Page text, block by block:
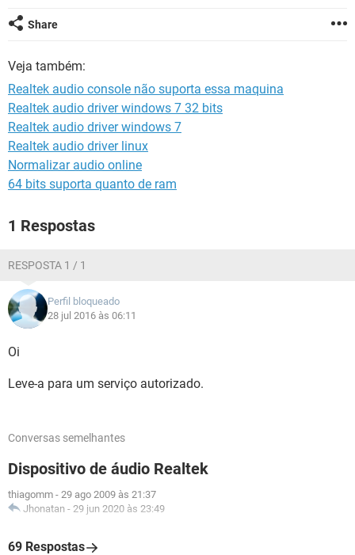
GUIA DE COMPRAS
INSTAGRAM
GUIA DE COMPRAS
Share
Veja também:
Realtek audio console não suporta essa maquina
Realtek audio driver windows 7 32 bits
Realtek audio driver windows 7
Realtek audio driver linux
Normalizar audio online
64 bits suporta quanto de ram
1 Respostas
RESPOSTA 1 / 1
Perfil bloqueado
28 jul 2016 às 06:11
Oi
Leve-a para um serviço autorizado.
Conversas semelhantes
Dispositivo de áudio Realtek
thiagomm - 29 ago 2009 às 21:37
Jhonatan - 29 jun 2020 às 23:49
69 Respostas